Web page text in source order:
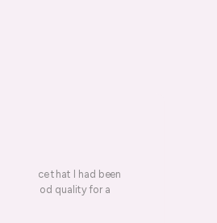
a piece that I had been
is good quality for a